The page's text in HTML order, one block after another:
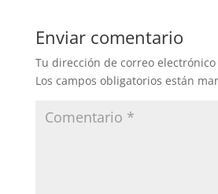
Enviar comentario
Tu dirección de correo
Los campos obligatorios están